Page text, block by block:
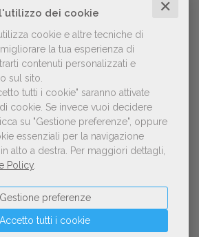
dei cookie ✕
cookie e altre tecniche di
la tua esperienza di
contenuti personalizzati e
sul sito.
tutti i cookie" saranno attivate
cookie. Se invece vuoi decidere
su "Gestione preferenze", oppure
essenziali per la navigazione
alto a destra. Per maggiori dettagli,
Policy
Accetto tutti i cookie
Gestione preferenze
Inge Feltrinelli apre le
per la quinta edizione,
al tema della pace
China Shanghai International
Book Fair 2026. Candidature
il 21 luglio 2026